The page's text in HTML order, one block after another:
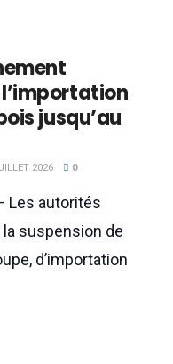
jusqu’au
2026 0
Les autorités
suspension de
d’importation